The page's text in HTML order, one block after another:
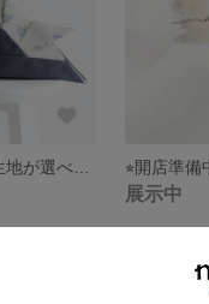
【かぶれる布兜】生地が選べるセミオーダー ｜布かぶと かぶと｜初節句 七五三 お正月 ⭐︎開店準備
展示中